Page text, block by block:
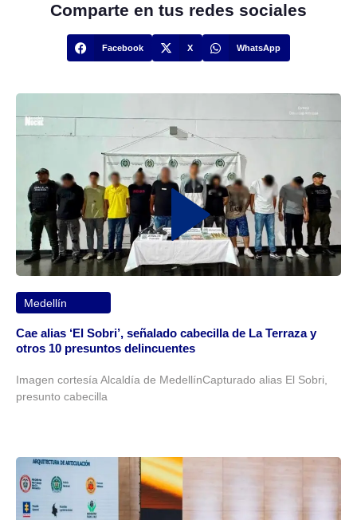
Comparte en tus redes sociales
Facebook X WhatsApp
Medellín
Cae alias ‘El Sobri’, señalado cabecilla de La Terraza y
otros 10 presuntos delincuentes
Imagen cortesía Alcaldía de MedellínCapturado alias El Sobri,
presunto cabecilla